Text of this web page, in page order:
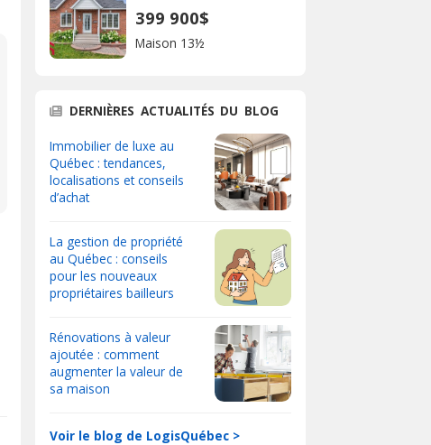
399 900$
Maison 13½
DERNIÈRES ACTUALITÉS DU BLOG
Immobilier de luxe au
Québec : tendances,
localisations et conseils
d’achat
La gestion de propriété
au Québec : conseils
pour les nouveaux
propriétaires bailleurs
Rénovations à valeur
ajoutée : comment
augmenter la valeur de
sa maison
Voir le blog de LogisQuébec >